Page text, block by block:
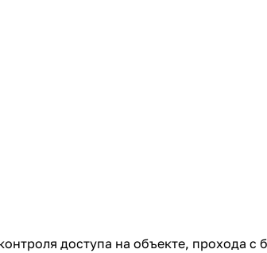
доступа на объекте, прохода